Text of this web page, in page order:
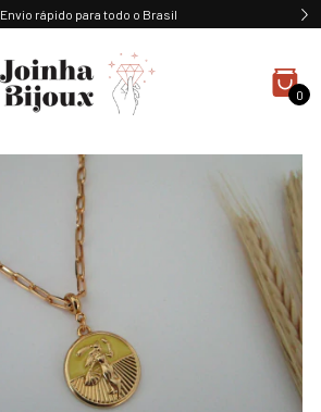
Envio rápido para todo o Brasil
0